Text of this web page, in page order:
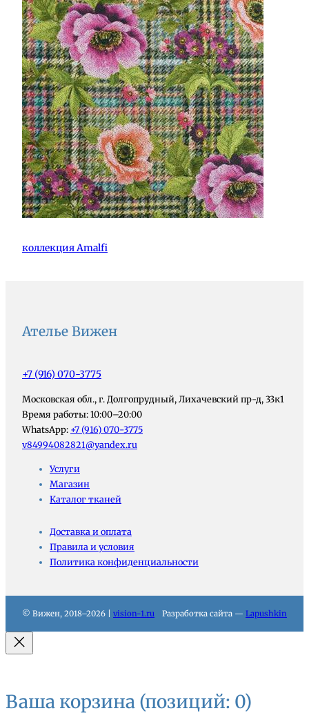
коллекция Amalfi
Ателье Вижен
+7 (916) 070-3775
Московская обл., г. Долгопрудный, Лихачевский пр-д, 33к1
Время работы: 10:00–20:00
WhatsApp: +7 (916) 070-3775
v84994082821@yandex.ru
Услуги
Магазин
Каталог тканей
Доставка и оплата
Правила и условия
Политика конфиденциальности
© Вижен, 2018–2026 | vision-1.ru Разработка сайта — Lapushkin
Ваша корзина (позиций: 0)